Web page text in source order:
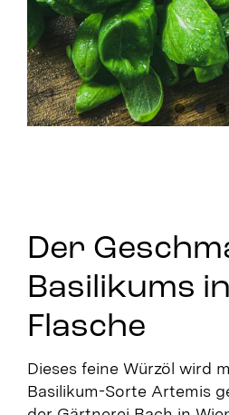
Der
Basilikums
Flasche
Dieses feine Würzöl wird
Basilikum-Sorte Artemis